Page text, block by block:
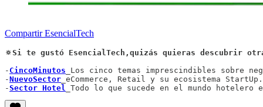
Compartir EsencialTech
🔅Si te gustó EsencialTech,quizás quieras descubrir
- CincoMinutos _Los cinco temas imprescindibles sobre
-NuevoSector _eCommerce, Retail y su ecosistema StartUp.
-Sector Hotel _Todo lo que sucede en el mundo